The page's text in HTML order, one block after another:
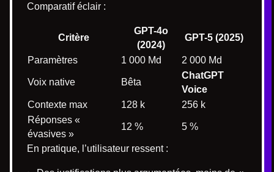
Comparatif éclair :
Critère
GPT-4o
(2024)
GPT-5 (2025)
Paramètres 1 000 Md 2 000 Md
Voix native Bêta
ChatGPT
Voice
Contexte max
128 k
256 k
Réponses «
évasives »
12 % 5 %
En pratique, l’utilisateur ressent :